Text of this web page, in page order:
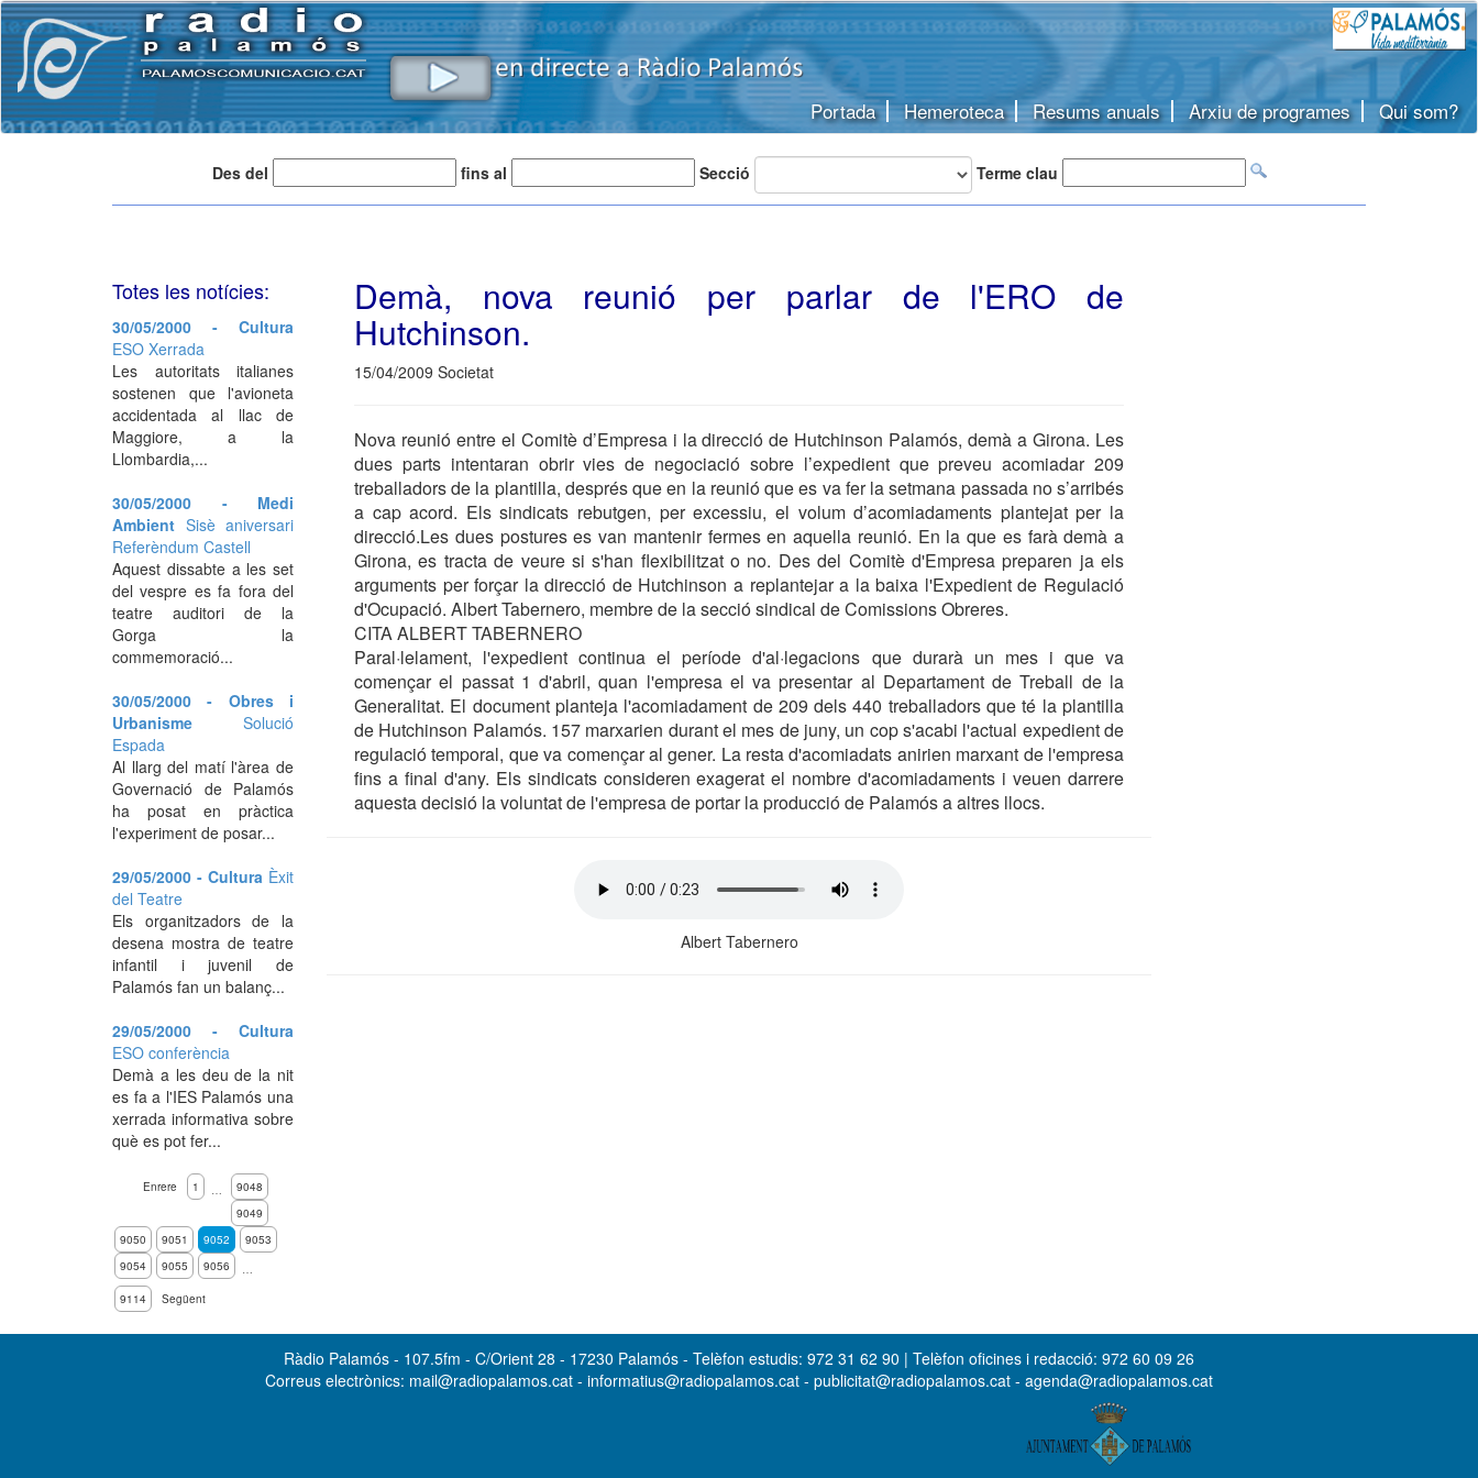
Portada Hemeroteca Resums anuals Arxiu de programes Qui som?
Des del fins al Secció Terme clau
Demà, nova reunió per parlar de l'ERO de
Hutchinson.
15/04/2009 Societat
Nova reunió entre el Comitè d’Empresa i la direcció de Hutchinson Palamós, demà a Girona. Les
dues parts intentaran obrir vies de negociació sobre l’expedient que preveu acomiadar 209
treballadors de la plantilla, després que en la reunió que es va fer la setmana passada no s’arribés
a cap acord. Els sindicats rebutgen, per excessiu, el volum d’acomiadaments plantejat per la
direcció.Les dues postures es van mantenir fermes en aquella reunió. En la que es farà demà a
Girona, es tracta de veure si s'han flexibilitzat o no. Des del Comitè d'Empresa preparen ja els
arguments per forçar la direcció de Hutchinson a replantejar a la baixa l'Expedient de Regulació
d'Ocupació. Albert Tabernero, membre de la secció sindical de Comissions Obreres.
CITA ALBERT TABERNERO
Paral·lelament, l'expedient continua el període d'al·legacions que durarà un mes i que va
començar el passat 1 d'abril, quan l'empresa el va presentar al Departament de Treball de la
Generalitat. El document planteja l'acomiadament de 209 dels 440 treballadors que té la plantilla
de Hutchinson Palamós. 157 marxarien durant el mes de juny, un cop s'acabi l'actual expedient de
regulació temporal, que va començar al gener. La resta d'acomiadats anirien marxant de l'empresa
fins a final d'any. Els sindicats consideren exagerat el nombre d'acomiadaments i veuen darrere
aquesta decisió la voluntat de l'empresa de portar la producció de Palamós a altres llocs.
Albert Tabernero
Totes les notícies:
30/05/2000 - Cultura
ESO Xerrada
Les autoritats italianes
sostenen que l'avioneta
accidentada al llac de
Maggiore, a la
Llombardia,...
30/05/2000 - Medi
Ambient Sisè aniversari
Referèndum Castell
Aquest dissabte a les set
del vespre es fa fora del
teatre auditori de la
Gorga la
commemoració...
30/05/2000 - Obres i
Urbanisme Solució
Espada
Al llarg del matí l'àrea de
Governació de Palamós
ha posat en pràctica
l'experiment de posar...
29/05/2000 - Cultura Èxit
del Teatre
Els organitzadors de la
desena mostra de teatre
infantil i juvenil de
Palamós fan un balanç...
29/05/2000 - Cultura
ESO conferència
Demà a les deu de la nit
es fa a l'IES Palamós una
xerrada informativa sobre
què es pot fer...
Enrere 1 …
9048
9049
9050
9051 9052
9053
9054
9055 9056
…
9114
Següent
Ràdio Palamós - 107.5fm - C/Orient 28 - 17230 Palamós - Telèfon estudis: 972 31 62 90 | Telèfon oficines i redacció: 972 60 09 26
Correus electrònics: mail@radiopalamos.cat - informatius@radiopalamos.cat - publicitat@radiopalamos.cat - agenda@radiopalamos.cat